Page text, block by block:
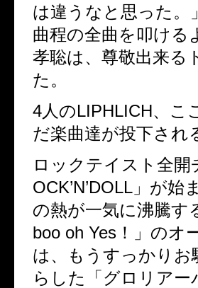
は違うなと思った。
曲程の全曲を叩ける
孝聡は、尊敬出来る
た。
4人のLIPHLICH、こ
だ楽曲達が投下され
ロックテイスト全開
OCK’N’DOLL 」が始
の熱が一気に沸騰す
boo oh Yes ！」のオ
は、もうすっかり
らした「グロリアー